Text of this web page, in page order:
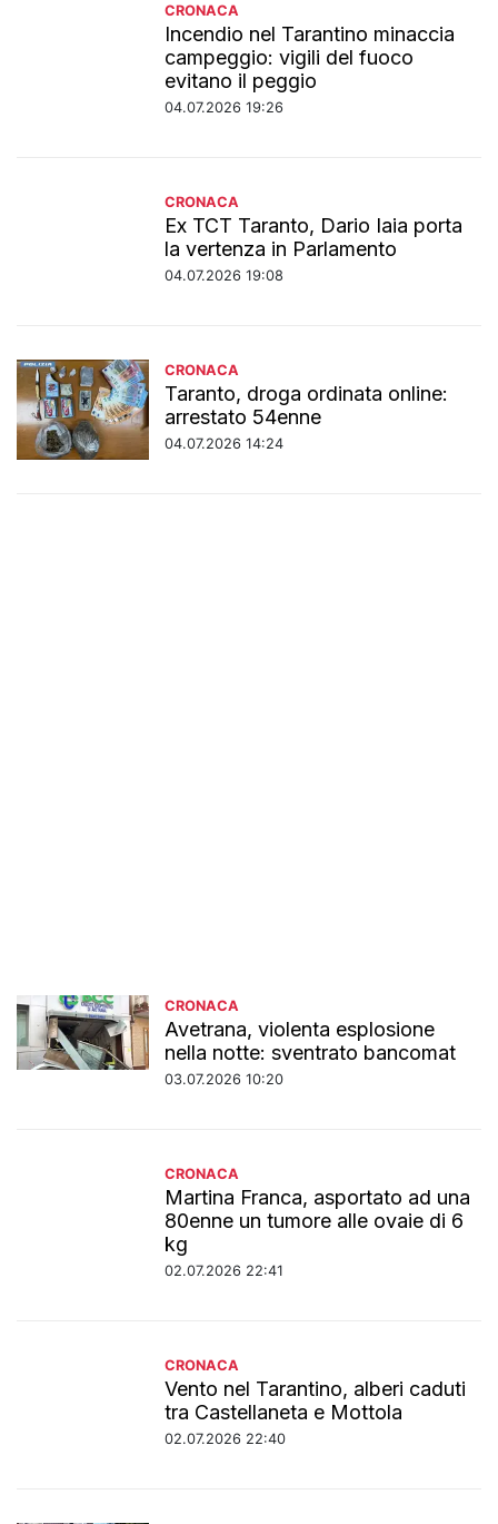
CRONACA
Incendio nel Tarantino minaccia
campeggio: vigili del fuoco
evitano il peggio
04.07.2026 19:26
CRONACA
Ex TCT Taranto, Dario Iaia porta
la vertenza in Parlamento
04.07.2026 19:08
CRONACA
Taranto, droga ordinata online:
arrestato 54enne
04.07.2026 14:24
CRONACA
Avetrana, violenta esplosione
nella notte: sventrato bancomat
03.07.2026 10:20
CRONACA
Martina Franca, asportato ad una
80enne un tumore alle ovaie di 6
kg
02.07.2026 22:41
CRONACA
Vento nel Tarantino, alberi caduti
tra Castellaneta e Mottola
02.07.2026 22:40